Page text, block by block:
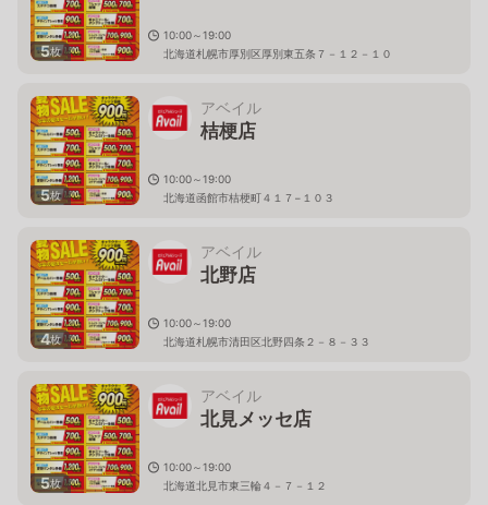
5枚
10:00～19:00
北海道札幌市厚別区厚別東五条７－１２－１０
5枚
アベイル
桔梗店
10:00～19:00
北海道函館市桔梗町４１７−１０３
4枚
アベイル
北野店
10:00～19:00
北海道札幌市清田区北野四条２－８－３３
5枚
アベイル
北見メッセ店
10:00～19:00
北海道北見市東三輪４－７－１２